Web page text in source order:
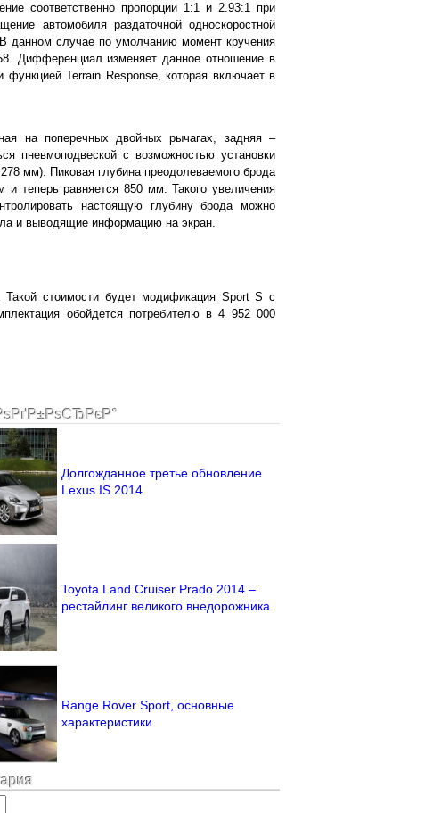
соответственно пропорции 1:1 и 2.93:1 при
автомобиля раздаточной односкоростной
данном случае по умолчанию момент кручения
Дифференциал изменяет данное отношение в
функцией Terrain Response, которая включает в
на поперечных двойных рычагах, задняя –
пневмоподвеской с возможностью установки
мм). Пиковая глубина преодолеваемого брода
теперь равняется 850 мм. Такого увеличения
настоящую глубину брода можно
и выводящие информацию на экран.
стоимости будет модификация Sport S с
обойдется потребителю в 4 952 000
Долгожданное третье обновление
Lexus IS 2014
Toyota Land Cruiser Prado 2014 –
рестайлинг великого внедорожника
Range Rover Sport, основные
характеристики